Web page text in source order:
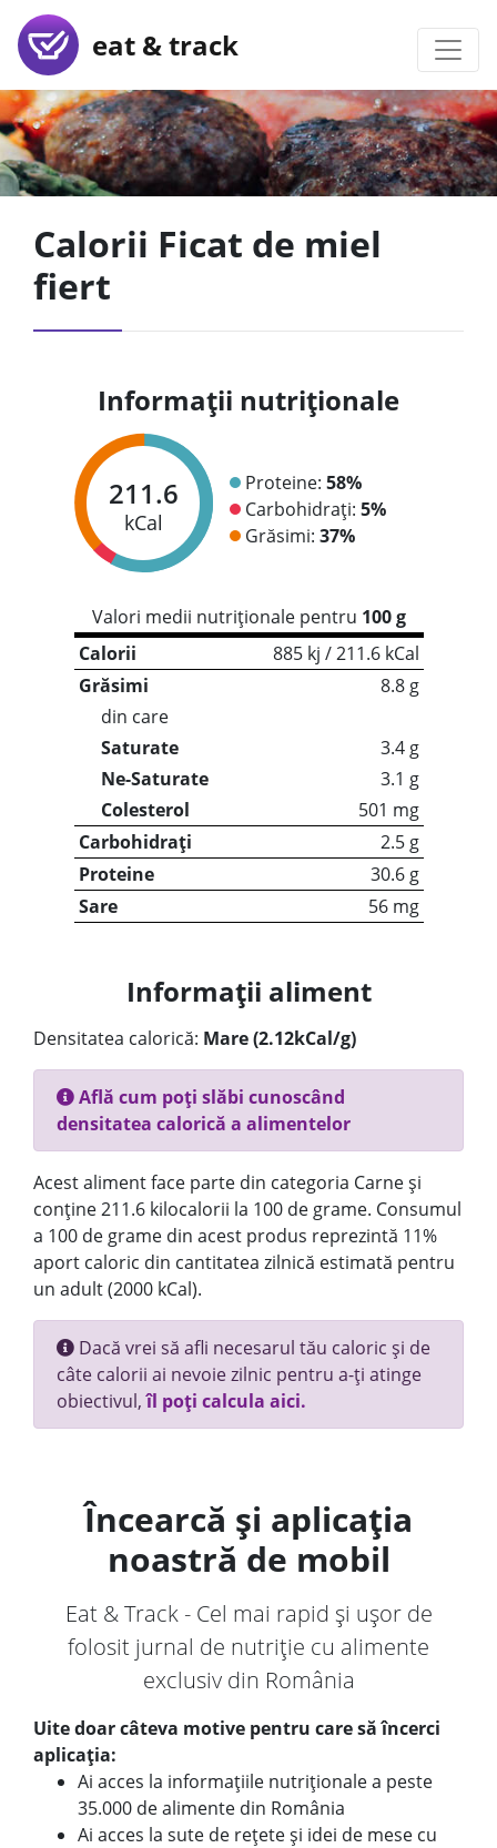
eat & track
Calorii Ficat de miel
fiert
Informații nutriționale
211.6
kCal
Proteine: 58%
Carbohidrați: 5%
Grăsimi: 37%
Valori medii nutriționale pentru 100 g
Calorii
885 kj / 211.6 kCal
Grăsimi
8.8 g
din care
Saturate
3.4 g
Ne-Saturate
3.1 g
Colesterol
501 mg
Carbohidrați
2.5 g
Proteine
30.6 g
Sare
56 mg
Informații aliment
Densitatea calorică: Mare (2.12kCal/g)
Află cum poți slăbi cunoscând
densitatea calorică a alimentelor
Acest aliment face parte din categoria Carne și
conține 211.6 kilocalorii la 100 de grame. Consumul
a 100 de grame din acest produs reprezintă 11%
aport caloric din cantitatea zilnică estimată pentru
un adult (2000 kCal).
Dacă vrei să afli necesarul tău caloric și de
câte calorii ai nevoie zilnic pentru a-ți atinge
obiectivul,îl poți calcula aici.
Încearcă și aplicația
noastră de mobil
Eat & Track - Cel mai rapid și ușor de
folosit jurnal de nutriție cu alimente
exclusiv din România
Uite doar câteva motive pentru care să încerci
aplicația:
Ai acces la informațiile nutriționale a peste
35.000 de alimente din România
Ai acces la sute de rețete și idei de mese cu